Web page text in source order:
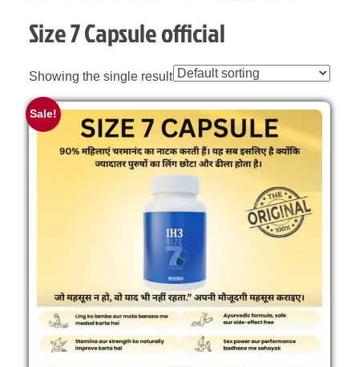
Size 7 Capsule official
Showing the single result
Sale!